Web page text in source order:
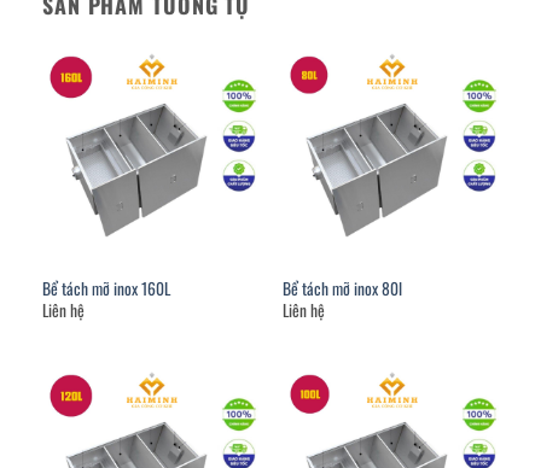
Bể tách mỡ inox 160L
Liên hệ
Bể tách mỡ inox 80l
Liên hệ